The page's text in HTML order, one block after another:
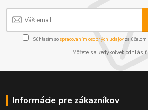
Súhlasím sospracovaním osobných údajov za
Môžete sa kedykoľvek odhlásiť.
Informácie pre zákazníkov